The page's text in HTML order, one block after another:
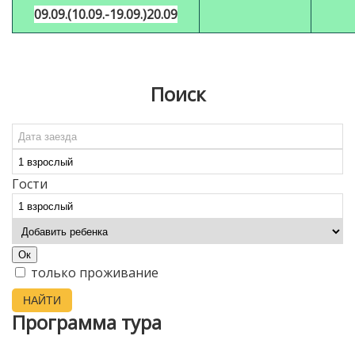
09.09.(10.09.-19.09.)20.09
Поиск
Гости
Ок
только проживание
НАЙТИ
Программа тура